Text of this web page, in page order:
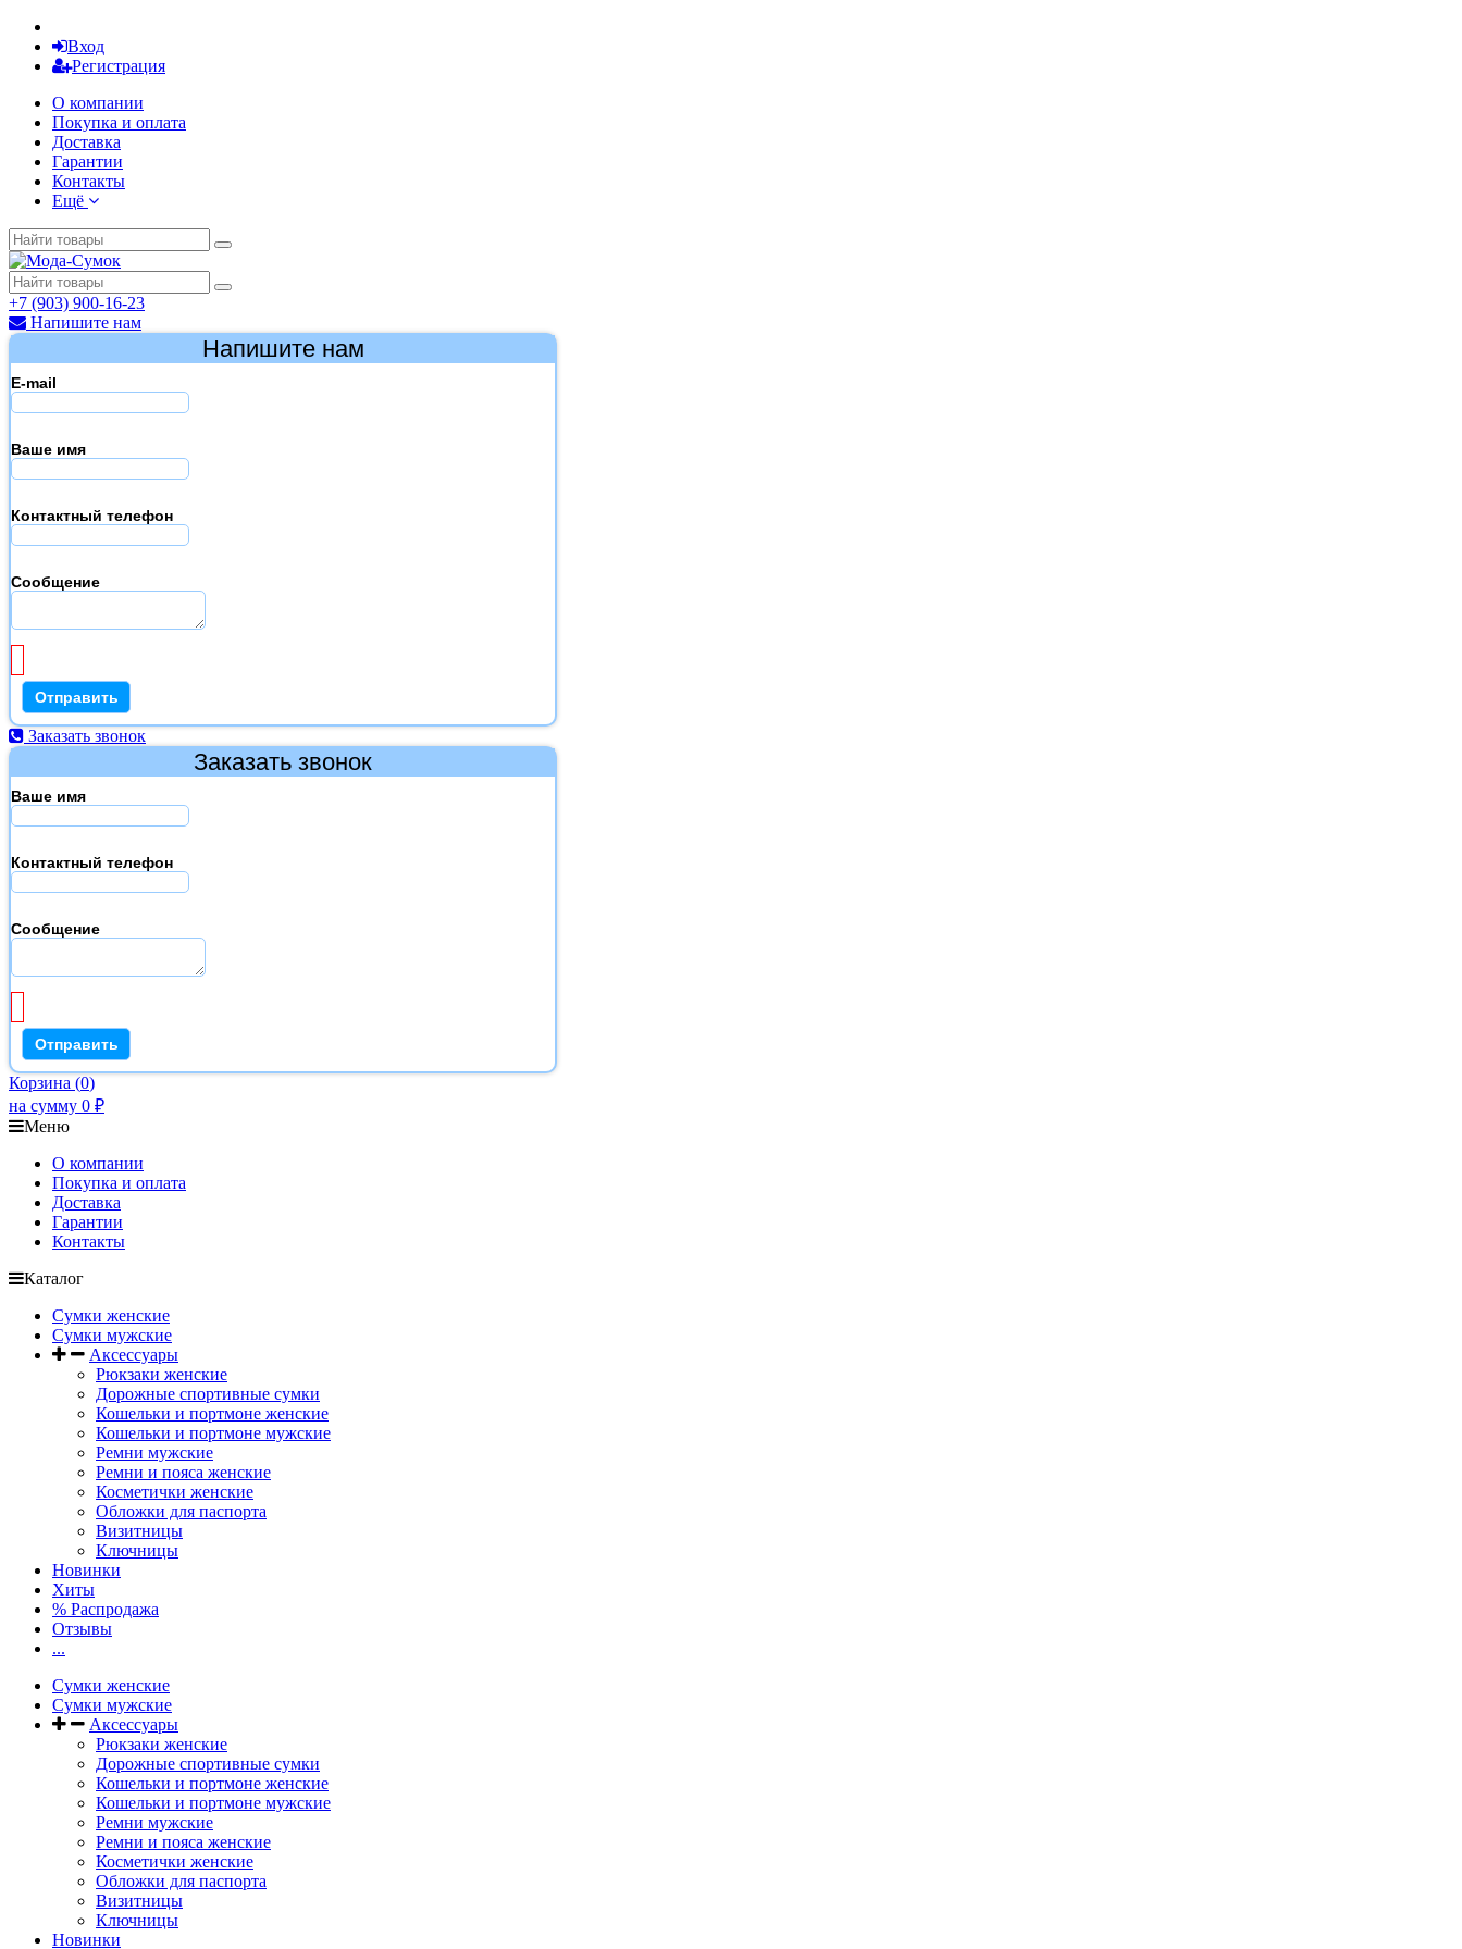
Вход
Регистрация
О компании
Покупка и оплата
Доставка
Гарантии
Контакты
Ещё
+7 (903) 900-16-23
Напишите нам
Напишите нам
E-mail
Ваше имя
Контактный телефон
Сообщение
Заказать звонок
Заказать звонок
Ваше имя
Контактный телефон
Сообщение
Корзина (0)
на сумму 0 ₽
Меню
О компании
Покупка и оплата
Доставка
Гарантии
Контакты
Каталог
Сумки женские
Сумки мужские
Аксессуары
Рюкзаки женские
Дорожные спортивные сумки
Кошельки и портмоне женские
Кошельки и портмоне мужские
Ремни мужские
Ремни и пояса женские
Косметички женские
Обложки для паспорта
Визитницы
Ключницы
Новинки
Хиты
% Распродажа
Отзывы
...
Сумки женские
Сумки мужские
Аксессуары
Рюкзаки женские
Дорожные спортивные сумки
Кошельки и портмоне женские
Кошельки и портмоне мужские
Ремни мужские
Ремни и пояса женские
Косметички женские
Обложки для паспорта
Визитницы
Ключницы
Новинки